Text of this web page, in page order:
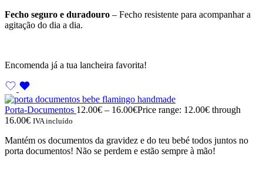
Fecho seguro e duradouro – Fecho resistente para acompanhar a
agitação do dia a dia.
Encomenda já a tua lancheira favorita!
Porta-Documentos 12.00€ – 16.00€Price range: 12.00€ through
16.00€ IVA incluído
Mantém os documentos da gravidez e do teu bebé todos juntos no
porta documentos! Não se perdem e estão sempre à mão!